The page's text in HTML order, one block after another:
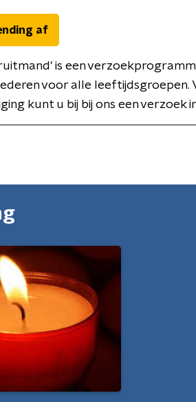
af
is een
voor alle leeftijdsgroepen.
kunt u bij bij ons een verzoek